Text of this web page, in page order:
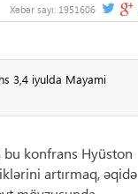
Xəbər sayı: 1951606
3,4 iyulda Mayami
konfrans Hyüston
artırmaq, əqidə